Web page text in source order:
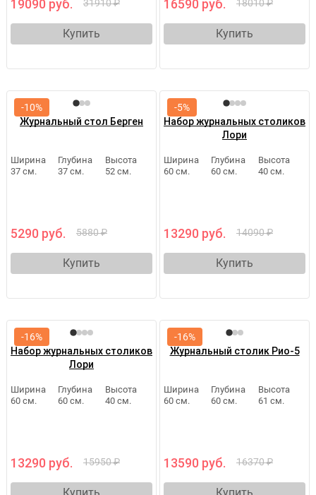
19090 руб. 31910 ₽
Купить
16590 руб. 18010 ₽
Купить
Журнальный стол Берген
Ширина
37 см.
Глубина
37 см.
Высота
52 см.
5290 руб. 5880 ₽
Купить
-10%
Набор журнальных столиков
Лори
Ширина
60 см.
Глубина
60 см.
Высота
40 см.
13290 руб. 14090 ₽
Купить
-5%
Набор журнальных столиков
Лори
Ширина
60 см.
Глубина
60 см.
Высота
40 см.
13290 руб. 15950 ₽
-16%
Журнальный столик Рио-5
Ширина
60 см.
Глубина
60 см.
Высота
61 см.
13590 руб. 16370 ₽
-16%